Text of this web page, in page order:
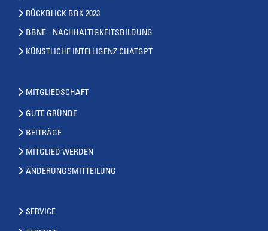
RÜCKBLICK BBK 2023
BBNE - NACHHALTIGKEITSBILDUNG
KÜNSTLICHE INTELLIGENZ CHATGPT
MITGLIEDSCHAFT
GUTE GRÜNDE
BEITRÄGE
MITGLIED WERDEN
ÄNDERUNGSMITTEILUNG
SERVICE